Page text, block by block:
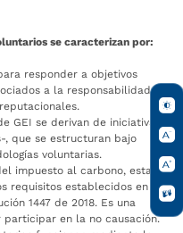
se caracterizan por:
responder a objetivos
a la responsabilidad
GEI se derivan de iniciativas
, que se estructuran bajo
voluntarias.
impuesto al carbono, estas
requisitos establecidos en el
1447 de 2018. Es una
en la no causación.